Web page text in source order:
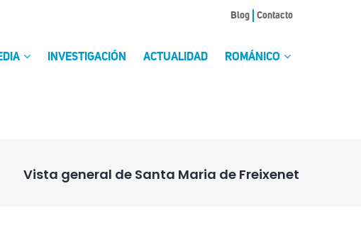
Blog Contacto
INVESTIGACIÓN ACTUALIDAD ROMÁNICO
Vista general de Santa Maria de Freixenet